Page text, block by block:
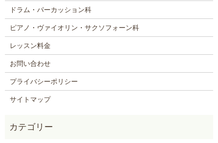
ドラム・パーカッション科
ピアノ・ヴァイオリン・サクソフォーン科
レッスン料金
お問い合わせ
プライバシーポリシー
サイトマップ